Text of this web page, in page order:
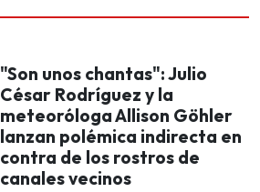
"Son unos chantas": Julio
César Rodríguez y la
meteoróloga Allison Göhler
lanzan polémica indirecta en
contra de los rostros de
canales vecinos